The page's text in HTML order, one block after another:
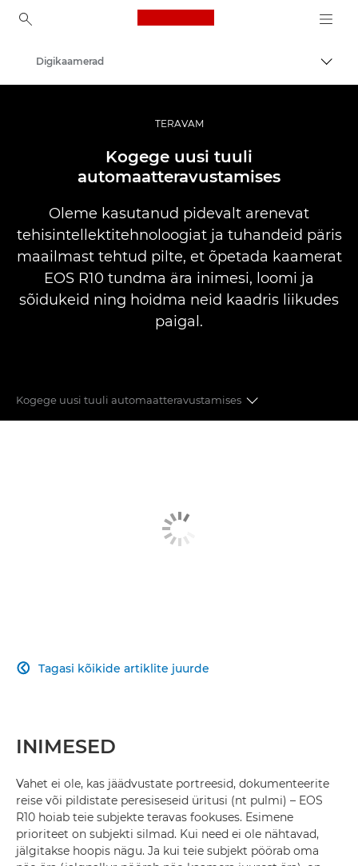
Canon Logo, back to
Digikaamerad
TERAVAM
Kogege uusi tuuli
automaatteravustamises
Oleme kasutanud pidevalt arenevat
tehisintellektitehnoloogiat ja tuhandeid päris
maailmast tehtud pilte, et õpetada kaamerat
EOS R10 tundma ära inimesi, loomi ja
sõidukeid ning hoidma neid kaadris liikudes
paigal.
Kogege uusi tuuli automaatteravustamises
Tagasi kõikide artiklite juurde

INIMESED
Vahet ei ole, kas jäädvustate portreesid, dokumenteerite
reise või pildistate peresiseseid üritusi (nt pulmi) – EOS
R10 hoiab teie subjekte teravas fookuses. Esimene
prioriteet on subjekti silmad. Kui need ei ole nähtavad,
jälgitakse hoopis nägu. Ja kui teie subjekt pöörab oma